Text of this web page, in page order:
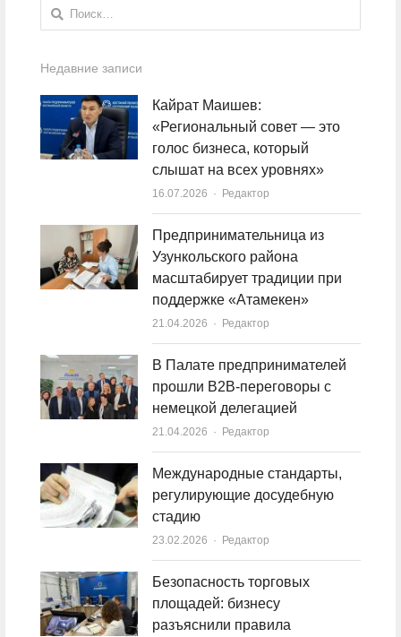
Найти:
Недавние записи
Кайрат Маишев:
«Региональный совет — это
голос бизнеса, который
слышат на всех уровнях»
16.07.2026 Author
Редактор
Предпринимательница из
Узункольского района
масштабирует традиции при
поддержке «Атамекен»
21.04.2026 Author
Редактор
В Палате предпринимателей
прошли B2B-переговоры с
немецкой делегацией
21.04.2026 Author
Редактор
Международные стандарты,
регулирующие досудебную
стадию
23.02.2026 Author
Редактор
Безопасность торговых
площадей: бизнесу
разъяснили правила